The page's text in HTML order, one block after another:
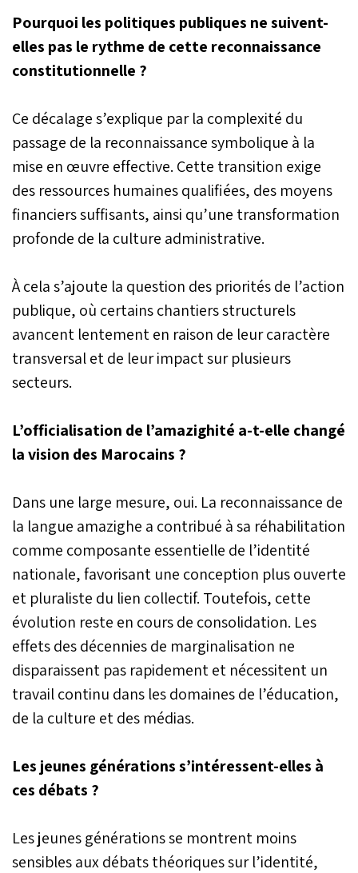
Pourquoi les politiques publiques ne suivent-
elles pas le rythme de cette reconnaissance
constitutionnelle ?
Ce décalage s’explique par la complexité du
passage de la reconnaissance symbolique à la
mise en œuvre effective. Cette transition exige
des ressources humaines qualifiées, des moyens
financiers suffisants, ainsi qu’une transformation
profonde de la culture administrative.
À cela s’ajoute la question des priorités de l’action
publique, où certains chantiers structurels
avancent lentement en raison de leur caractère
transversal et de leur impact sur plusieurs
secteurs.
L’officialisation de l’amazighité a-t-elle changé
la vision des Marocains ?
Dans une large mesure, oui. La reconnaissance de
la langue amazighe a contribué à sa réhabilitation
comme composante essentielle de l’identité
nationale, favorisant une conception plus ouverte
et pluraliste du lien collectif. Toutefois, cette
évolution reste en cours de consolidation. Les
effets des décennies de marginalisation ne
disparaissent pas rapidement et nécessitent un
travail continu dans les domaines de l’éducation,
de la culture et des médias.
Les jeunes générations s’intéressent-elles à
ces débats ?
Les jeunes générations se montrent moins
sensibles aux débats théoriques sur l’identité,